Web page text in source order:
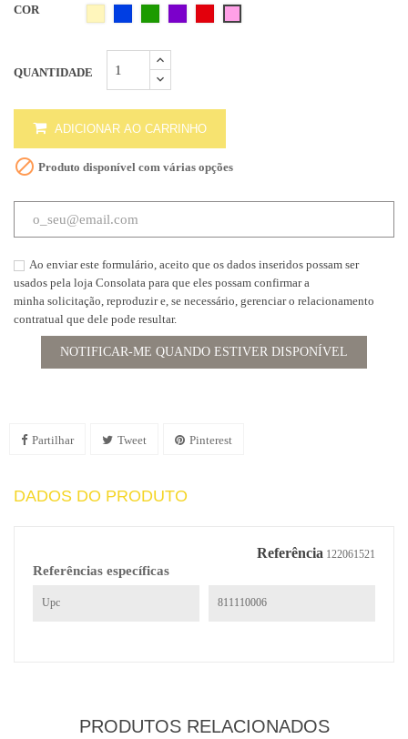
COR
QUANTIDADE
ADICIONAR AO CARRINHO
 Produto disponível com várias opções
Ao enviar este formulário, aceito que os dados inseridos possam ser
usados pela loja Consolata para que eles possam confirmar a
minha solicitação, reproduzir e, se necessário, gerenciar o relacionamento
contratual que dele pode resultar.
NOTIFICAR-ME QUANDO ESTIVER DISPONÍVEL
Partilhar Tweet Pinterest
DADOS DO PRODUTO
Referência 122061521
Referências específicas
Upc 811110006
PRODUTOS RELACIONADOS